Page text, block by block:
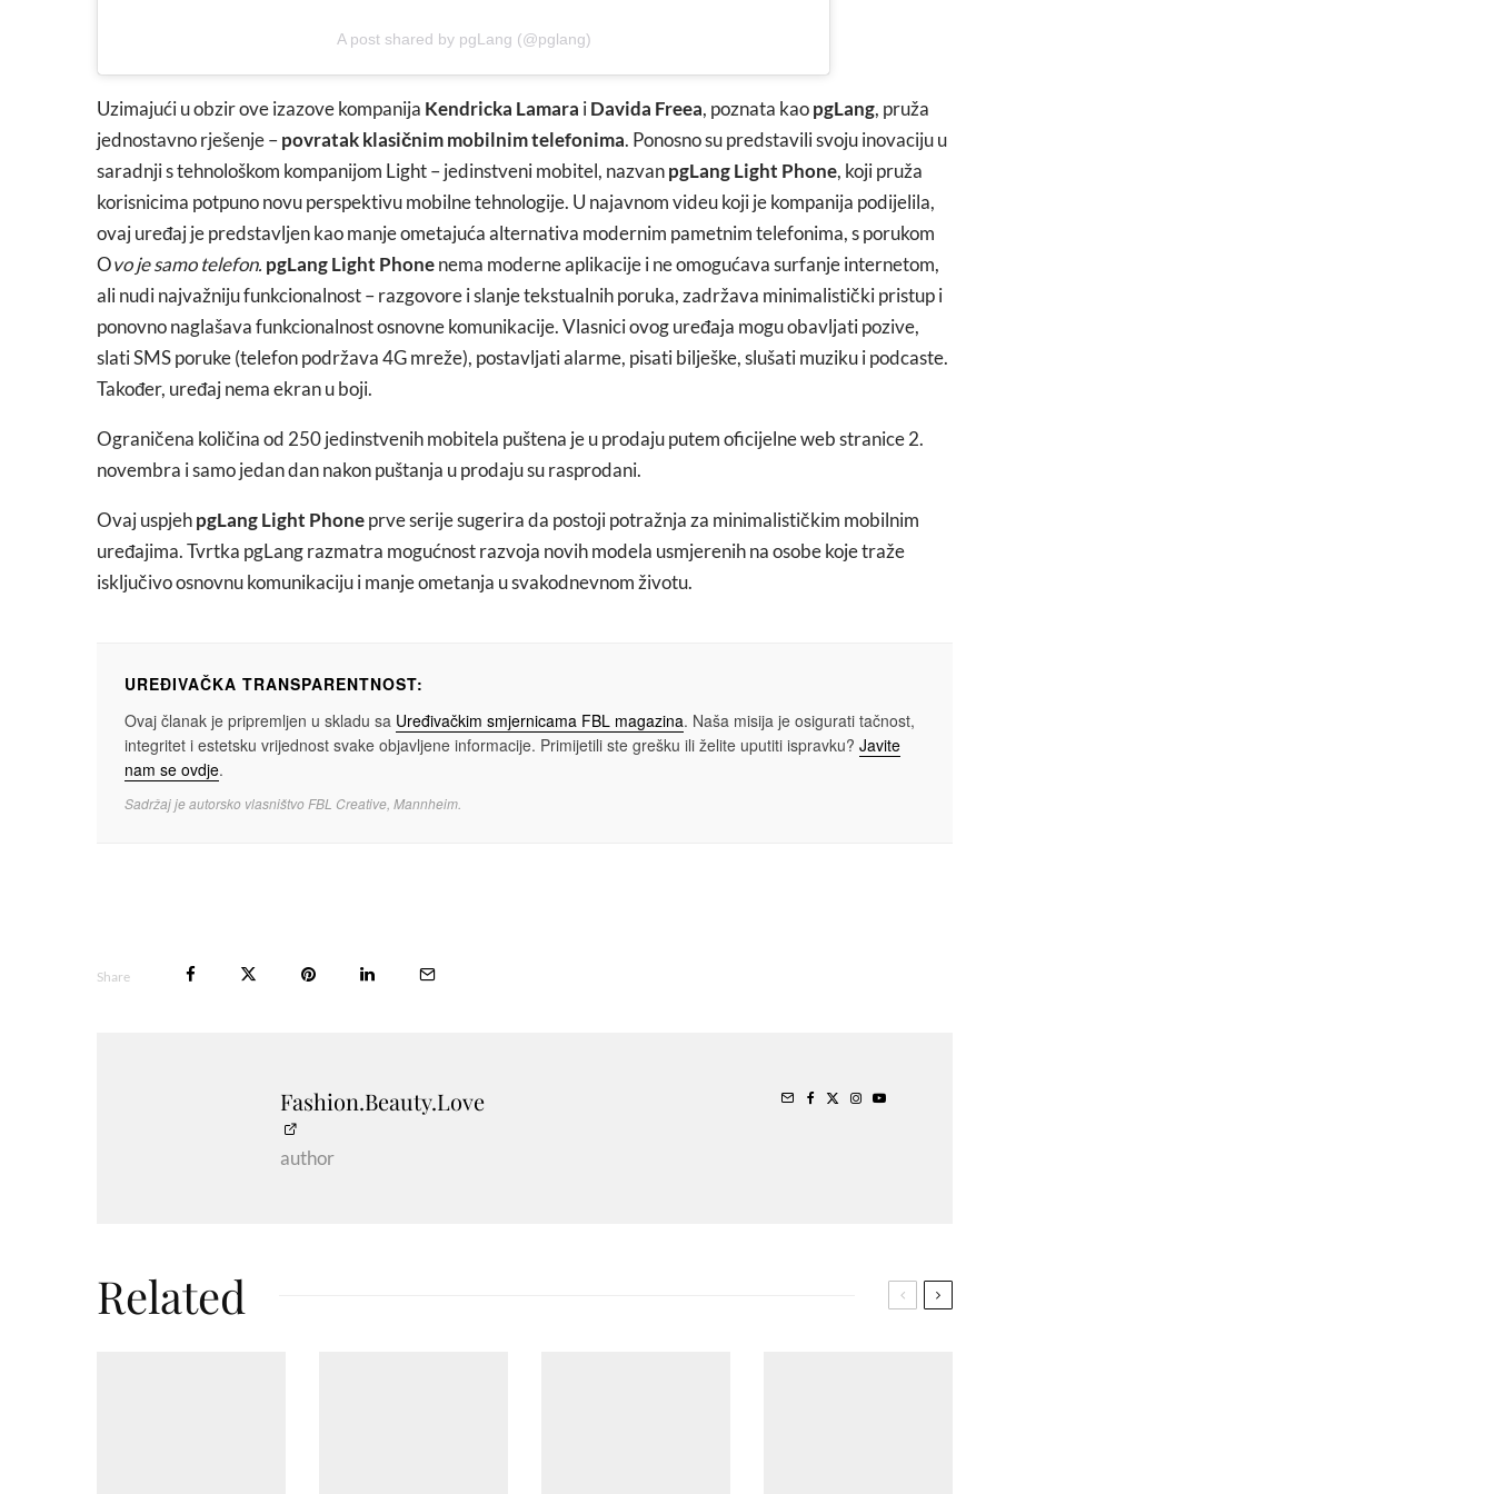
A post shared by pgLang (@pglang)
Uzimajući u obzir ove izazove kompanija Kendricka Lamara iDavida Freea, poznata kaopgLang, pruža
jednostavno rješenje –povratak klasičnim mobilnim telefonima. Ponosno su predstavili svoju inovaciju u
saradnji s tehnološkom kompanijom Light – jedinstveni mobitel, nazvanpgLang Light Phone, koji pruža
korisnicima potpuno novu perspektivu mobilne tehnologije. U najavnom videu koji je kompanija podijelila,
ovaj uređaj je predstavljen kao manje ometajuća alternativa modernim pametnim telefonima, s porukom
Ovo je samo telefon. pgLang Light Phonenema moderne aplikacije i ne omogućava surfanje internetom,
ali nudi najvažniju funkcionalnost – razgovore i slanje tekstualnih poruka, zadržava minimalistički pristup i
ponovno naglašava funkcionalnost osnovne komunikacije. Vlasnici ovog uređaja mogu obavljati pozive,
slati SMS poruke (telefon podržava 4G mreže), postavljati alarme, pisati bilješke, slušati muziku i podcaste.
Također, uređaj nema ekran u boji.
Ograničena količina od 250 jedinstvenih mobitela puštena je u prodaju putem oficijelne web stranice 2.
novembra i samo jedan dan nakon puštanja u prodaju su rasprodani.
Ovaj uspjehpgLang Light Phoneprve serije sugerira da postoji potražnja za minimalističkim mobilnim
uređajima. Tvrtka pgLang razmatra mogućnost razvoja novih modela usmjerenih na osobe koje traže
isključivo osnovnu komunikaciju i manje ometanja u svakodnevnom životu.
UREĐIVAČKA TRANSPARENTNOST:
Ovaj članak je pripremljen u skladu sa Uređivačkim smjernicama FBL magazina. Naša misija je osigurati tačnost,
integritet i estetsku vrijednost svake objavljene informacije. Primijetili ste grešku ili želite uputiti ispravku? Javite
nam se ovdje.
Sadržaj je autorsko vlasništvo FBL Creative, Mannheim.
Share
Fashion.Beauty.Love
author
Related